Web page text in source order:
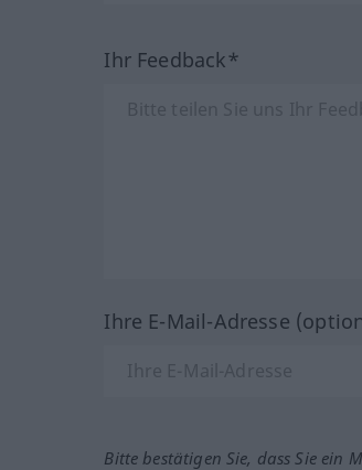
Ihr Feedback*
Ihre E-Mail-Adresse
Bitte bestätigen Sie, dass Sie ein